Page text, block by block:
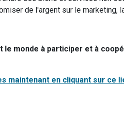
de l'argent sur le marketing,
le monde à participer et à
maintenant en cliquant sur ce